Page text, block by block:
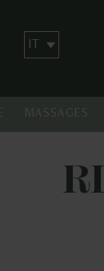
MASSAGES